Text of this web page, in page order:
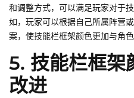
和调整方式，可以满足玩家对于
如，玩家可以根据自己所属阵营
案，使技能栏框架颜色更加与角色
5. 技能栏框架
改进